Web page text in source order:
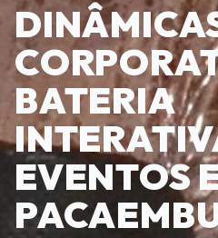
BATERIA
EVENTOS